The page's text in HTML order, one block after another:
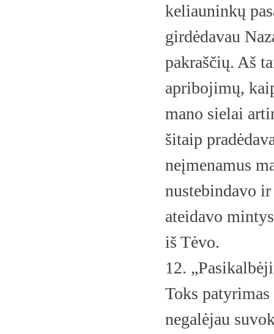
keliauninkų
girdėdavau
pakraščių. Aš
apribojimų,
mano sielai
šitaip
neįmenamus
nustebindavo
ateidavo
iš Tėvo.
12.
Toks
negalėjau